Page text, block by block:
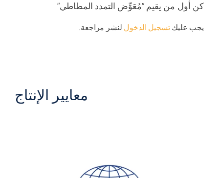
كن أول من يقيم “مُعَوِّض التمدد المطاطي”
يجب عليكتسجيل الدخول لنشر مراجعة.
معايير الإنتاج